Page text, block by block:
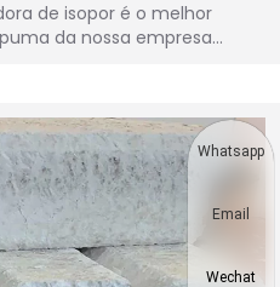
de isopor é o melhor
da nossa empresa…
Whatsapp
Email
Wechat